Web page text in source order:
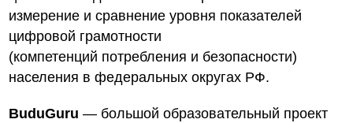
измерение и сравнение уровня показателей
цифровой грамотности
(компетенций потребления и безопасности)
населения в федеральных округах РФ.
BuduGuru — большой образовательный проект